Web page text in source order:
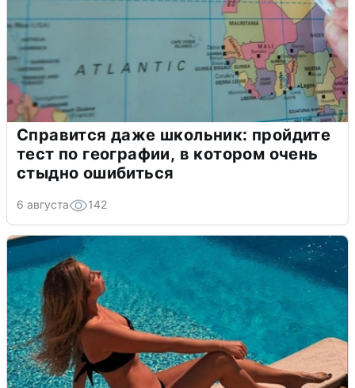
Справится даже школьник: пройдите
тест по географии, в котором очень
стыдно ошибиться
6 августа 142